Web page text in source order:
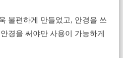
불편하게 만들었고, 안경을 쓰
경을 써야만 사용이 가능하게